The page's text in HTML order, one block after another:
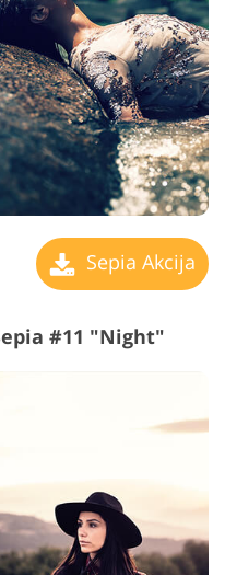
Sepia Akcija
#11 "Night"